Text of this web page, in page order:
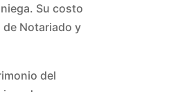
Su costo
Notariado y
del